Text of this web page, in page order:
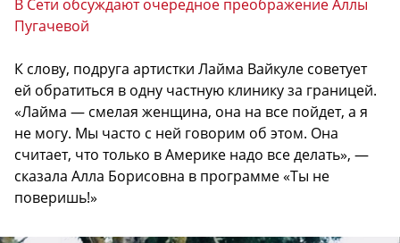
В Сети обсуждают очередное преображение Аллы
Пугачевой
К слову, подруга артистки Лайма Вайкуле советует
ей обратиться в одну частную клинику за границей.
«Лайма — смелая женщина, она на все пойдет, а я
не могу. Мы часто с ней говорим об этом. Она
считает, что только в Америке надо все делать», —
сказала Алла Борисовна в программе «Ты не
поверишь!»